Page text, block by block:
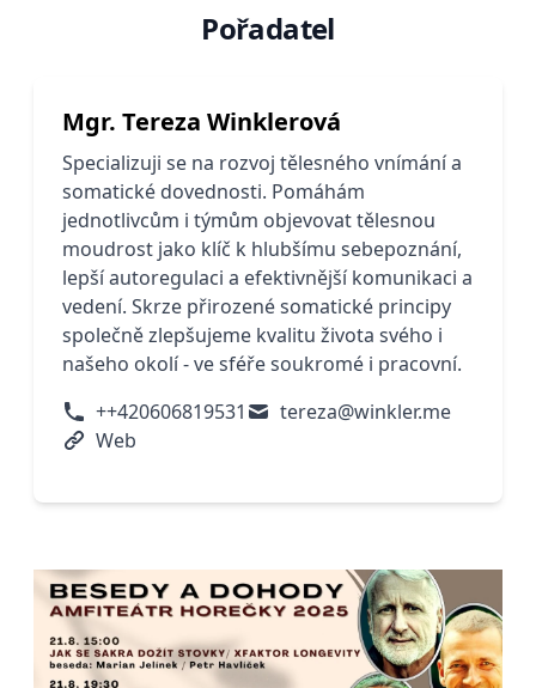
Pořadatel
Mgr. Tereza Winklerová
Specializuji se na rozvoj tělesného vnímání a
somatické dovednosti. Pomáhám
jednotlivcům i týmům objevovat tělesnou
moudrost jako klíč k hlubšímu sebepoznání,
lepší autoregulaci a efektivnější komunikaci a
vedení. Skrze přirozené somatické principy
společně zlepšujeme kvalitu života svého i
našeho okolí - ve sféře soukromé i pracovní.
++420606819531
tereza@winkler.me
Web